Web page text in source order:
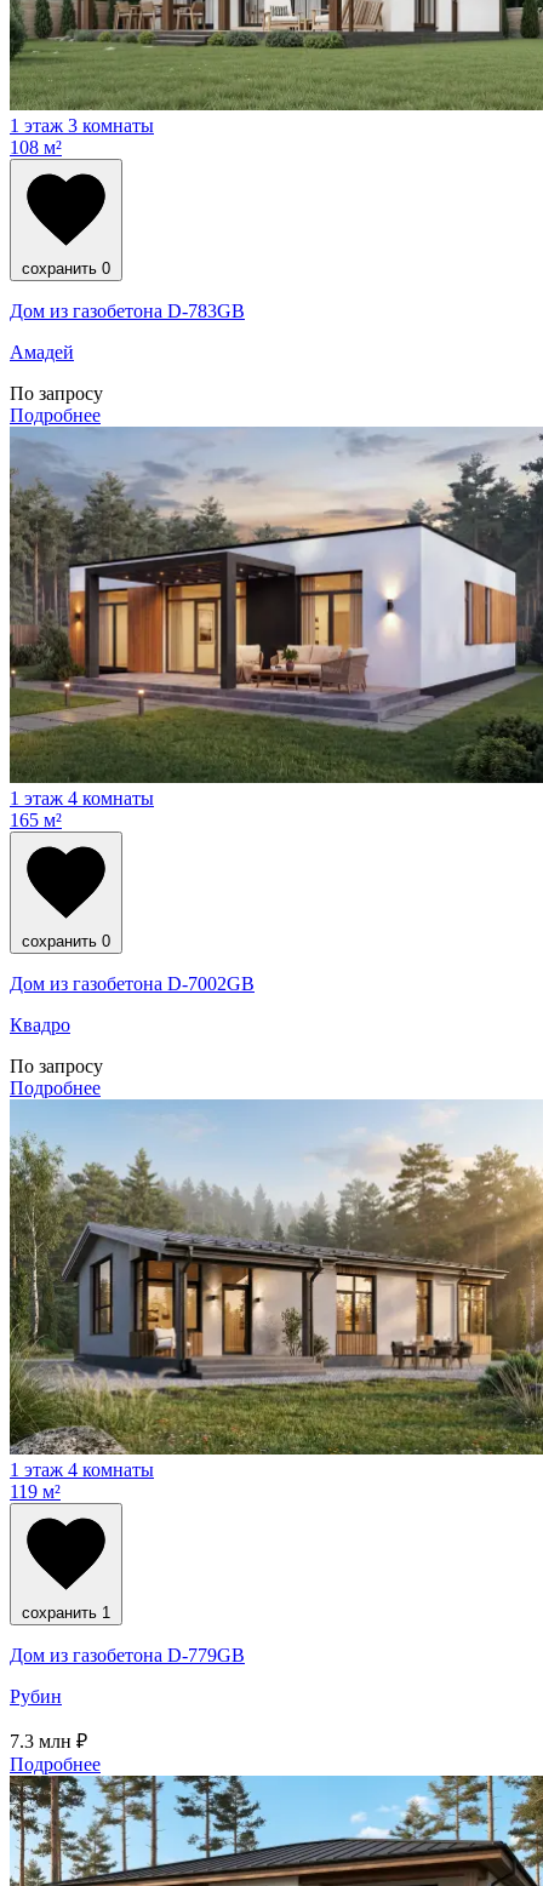
1 этаж 3 комнаты
108 м²
сохранить 0
Дом из газобетона D-783GB
Амадей
По запросу
Подробнее
1 этаж 4 комнаты
165 м²
сохранить 0
Дом из газобетона D-7002GB
Квадро
По запросу
Подробнее
1 этаж 4 комнаты
119 м²
сохранить 1
Дом из газобетона D-779GB
Рубин
7.3 млн ₽
Подробнее